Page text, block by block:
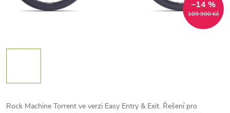
109 990 Kč
–14 %
Rock Machine Torrent ve verzi Easy Entry & Exit. Řešení pro